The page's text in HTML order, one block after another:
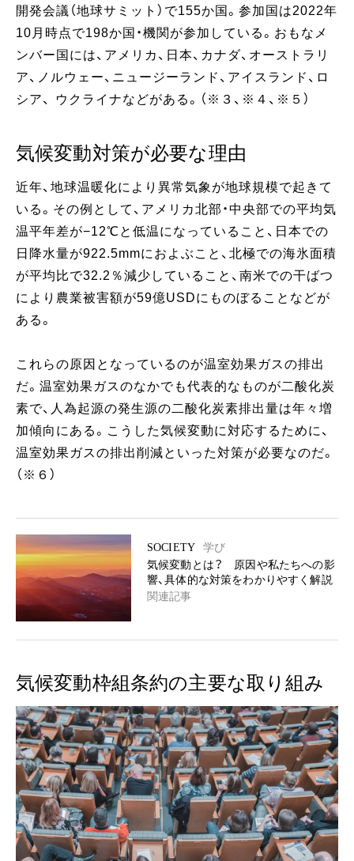
開発会議（地球サミット）で155か国。参加国は2022年
10月時点で198か国・機関が参加している。おもなメ
ンバー国には、アメリカ、日本、カナダ、オーストラリ
ア、ノルウェー、ニュージーランド、アイスランド、ロ
シア、 ウクライナなどがある。（※３、※４、※５）
気候変動対策が必要な理由
近年、地球温暖化により異常気象が地球規模で起きて
いる。その例として、アメリカ北部・中央部での平均気
温平年差が−12℃と低温になっていること、日本での
日降水量が922.5mmにおよぶこと、北極での海氷面積
が平均比で32.2％減少していること、南米での干ばつ
により農業被害額が59億USDにものぼることなどが
ある。
これらの原因となっているのが温室効果ガスの排出
だ。温室効果ガスのなかでも代表的なものが二酸化炭
素で、人為起源の発生源の二酸化炭素排出量は年々増
加傾向にある。こうした気候変動に対応するために、
温室効果ガスの排出削減といった対策が必要なのだ。
（※６）
SOCIETY
学び
気候変動とは？ 原因や私たちへの影
響、具体的な対策をわかりやすく解説
関連記事
気候変動枠組条約の主要な取り組み